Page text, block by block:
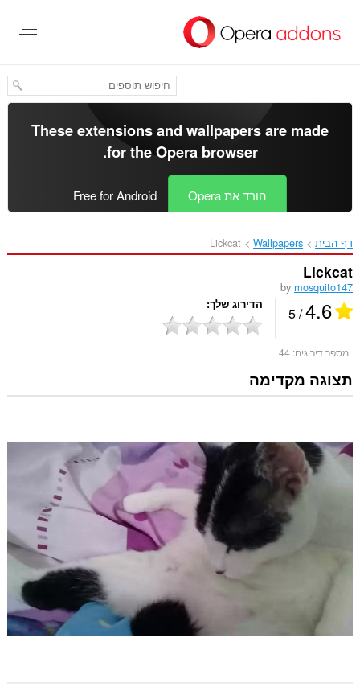
העיקרי
These extensions and wallpapers are made
for theOpera browser
.
הורד את Opera Free for Android
דף הבית Wallpapers
Lickcat‎
Lickcat
by mosquito147
4.6
/ 5 הדירוג שלך
מספר דירוגים: 44
תצוגה מקדימה